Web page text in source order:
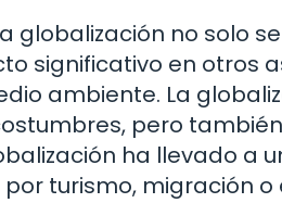
globalización no solo
significativo en otros
ambiente. La
pero
ha llevado a
turismo, migración o